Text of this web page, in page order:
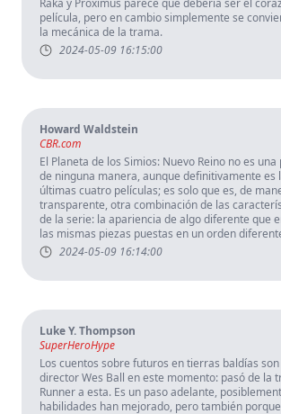
Raka y Proximus parece que debería ser el
película, pero en cambio simplemente se
la mecánica de la trama.
2024-05-09 16:15:00
Howard Waldstein
CBR.com
El Planeta de los Simios: Nuevo Reino no es
de ninguna manera, aunque definitivamente es
últimas cuatro películas; es solo que es, de
transparente, otra combinación de las
de la serie: la apariencia de algo diferente que
las mismas piezas puestas en un orden
2024-05-09 16:14:00
Luke Y. Thompson
SuperHeroHype
Los cuentos sobre futuros en tierras baldías
director Wes Ball en este momento: pasó de la
Runner a esta. Es un paso adelante,
habilidades han mejorado, pero también